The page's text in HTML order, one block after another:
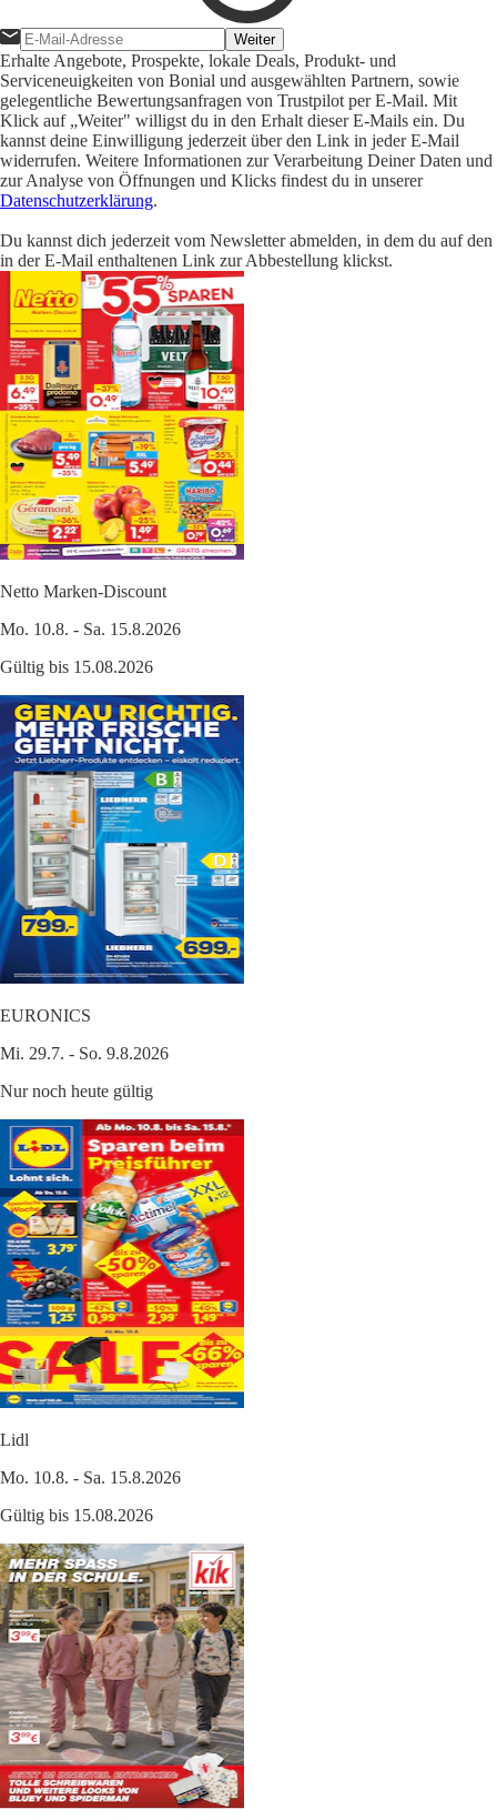
Weiter
Erhalte Angebote, Prospekte, lokale Deals, Produkt- und
Serviceneuigkeiten von Bonial und ausgewählten Partnern, sowie
gelegentliche Bewertungsanfragen von Trustpilot per E-Mail. Mit
Klick auf „Weiter" willigst du in den Erhalt dieser E-Mails ein. Du
kannst deine Einwilligung jederzeit über den Link in jeder E-Mail
widerrufen. Weitere Informationen zur Verarbeitung Deiner Daten und
zur Analyse von Öffnungen und Klicks findest du in unserer
Datenschutzerklärung.
Du kannst dich jederzeit vom Newsletter abmelden, in dem du auf den
in der E-Mail enthaltenen Link zur Abbestellung klickst.
Netto Marken-Discount
Mo. 10.8. - Sa. 15.8.2026
Gültig bis 15.08.2026
EURONICS
Mi. 29.7. - So. 9.8.2026
Nur noch heute gültig
Lidl
Mo. 10.8. - Sa. 15.8.2026
Gültig bis 15.08.2026